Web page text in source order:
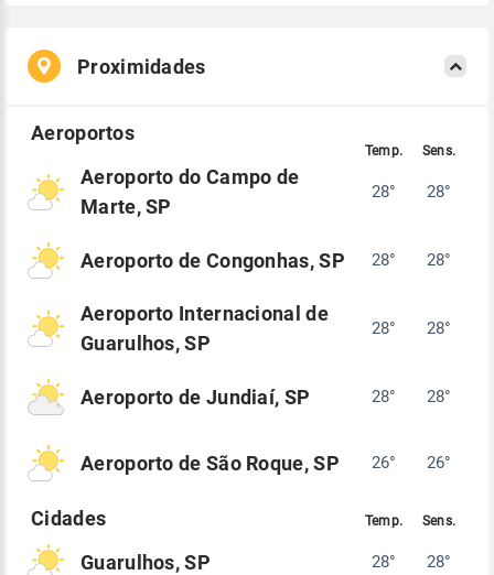
Proximidades
Aeroporto do Campo de
Marte, SP
28° 28°
Aeroporto de Congonhas, SP 28° 28°
Aeroporto Internacional de
Guarulhos, SP
28° 28°
Aeroporto de Jundiaí, SP 28° 28°
Aeroporto de São Roque, SP 26° 26°
Guarulhos, SP 28° 28°